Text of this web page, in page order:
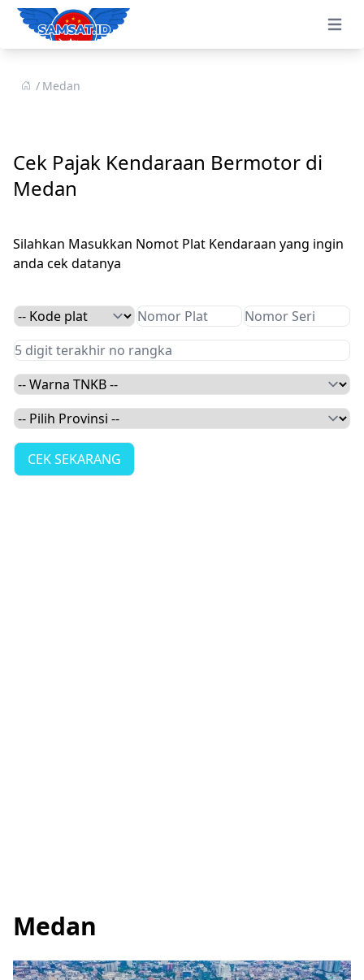
Open
Medan
Cek Pajak Kendaraan Bermotor di
Medan
Silahkan Masukkan Nomot Plat Kendaraan yang ingin
anda cek datanya
Medan